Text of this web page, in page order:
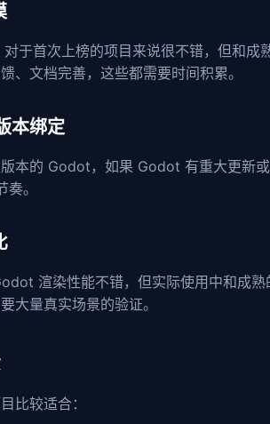
于首次上榜的项目来说很不错，但和成
、文档完善，这些都需要时间积累。
本绑定
本的 Godot，如果 Godot 有重大更新
。
渲染性能不错，但实际使用中和成
大量真实场景的验证。
比较适合：